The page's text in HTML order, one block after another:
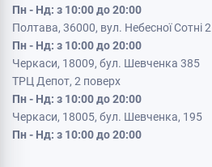
Пн - Нд: з 10:00 до 20:00
Полтава, 36000, вул. Небесної Сотні 2
Пн - Нд: з 10:00 до 20:00
Черкаси, 18009, бул. Шевченка 385
ТРЦ Депот, 2 поверх
Пн - Нд: з 10:00 до 20:00
Черкаси, 18005, бул. Шевченка, 195
Пн - Нд: з 10:00 до 20:00